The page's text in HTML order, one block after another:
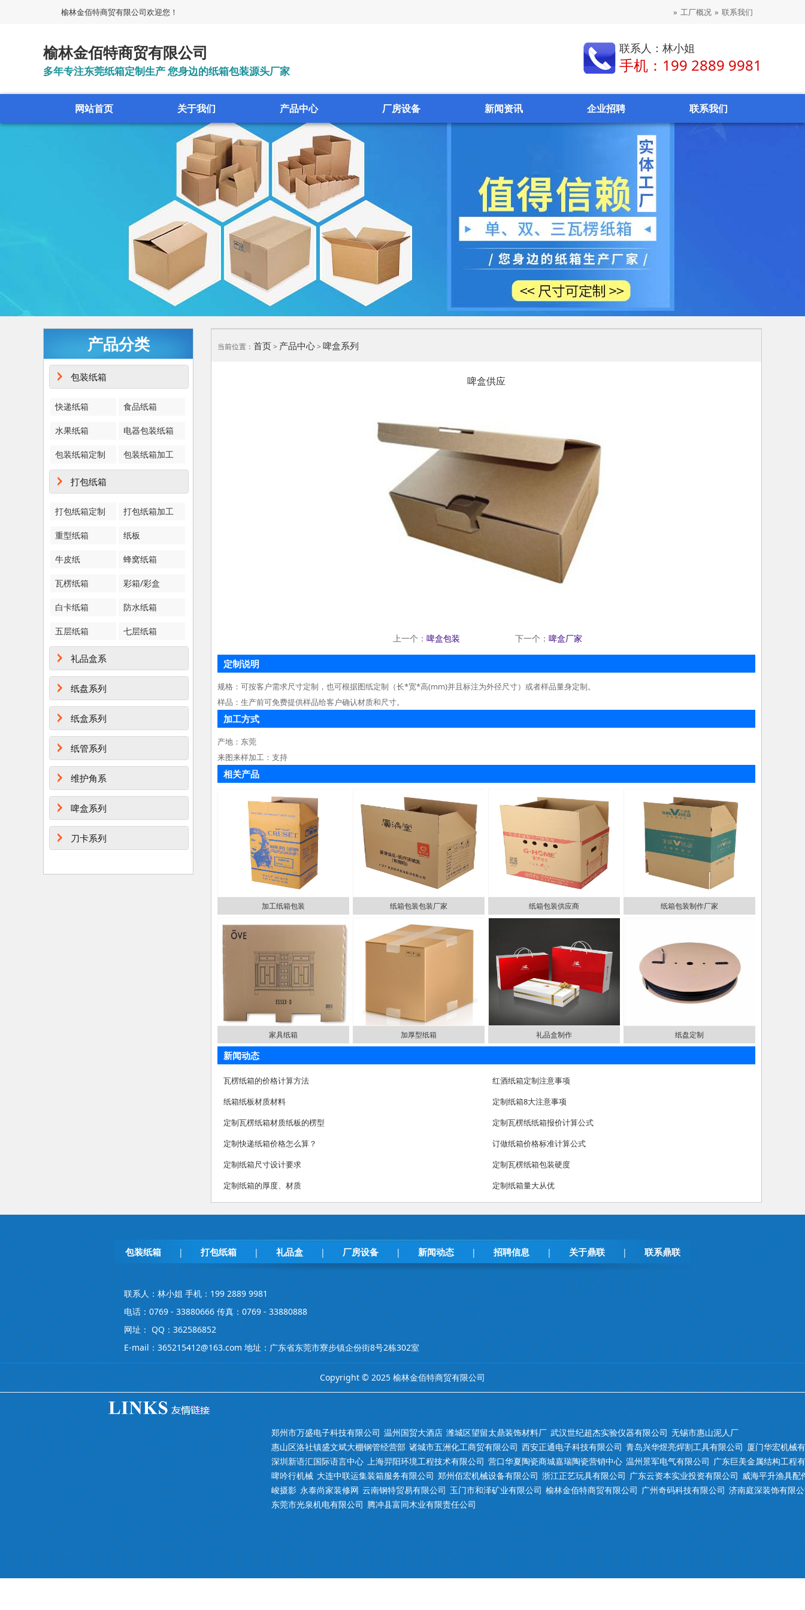
榆林金佰特商贸有限公司欢迎您！ » 工厂概况 » 联系我们
榆林金佰特商贸有限公司
多年专注东莞纸箱定制生产 您身边的纸箱包装源头厂家
联系人：林小姐
手机：199 2889 9981
网站首页 关于我们 产品中心 厂房设备 新闻资讯 企业招聘 联系我们
产品分类
包装纸箱
快递纸箱 食品纸箱
水果纸箱 电器包装纸箱
包装纸箱定制 包装纸箱加工
打包纸箱
打包纸箱定制 打包纸箱加工
重型纸箱 纸板
牛皮纸 蜂窝纸箱
瓦楞纸箱 彩箱/彩盒
白卡纸箱 防水纸箱
五层纸箱 七层纸箱
礼品盒系
纸盘系列
纸盒系列
纸管系列
维护角系
啤盒系列
刀卡系列
当前位置： 首页> 产品中心> 啤盒系列
啤盒供应
上一个：啤盒包装 下一个： 啤盒厂家
定制说明
规格：可按客户需求尺寸定制，也可根据图纸定制（长*宽*高(mm)并且标注为外径尺寸）或者样品量身定制。
样品：生产前可免费提供样品给客户确认材质和尺寸。
加工方式
产地：东莞
来图来样加工：支持
相关产品
加工纸箱包装 纸箱包装包装厂家 纸箱包装供应商 纸箱包装制作厂家
家具纸箱 加厚型纸箱 礼品盒制作 纸盘定制
新闻动态
瓦楞纸箱的价格计算方法
红酒纸箱定制注意事项
纸箱纸板材质材料
定制纸箱8大注意事项
定制瓦楞纸箱材质纸板的楞型
定制瓦楞纸纸箱报价计算公式
定制快递纸箱价格怎么算？
订做纸箱价格标准计算公式
定制纸箱尺寸设计要求
定制瓦楞纸箱包装硬度
定制纸箱的厚度、材质
定制纸箱量大从优
包装纸箱 | 打包纸箱 | 礼品盒 | 厂房设备 | 新闻动态 | 招聘信息 | 关于鼎联 | 联系鼎联
联系人：林小姐 手机：199 2889 9981
电话：0769 - 33880666 传真：0769 - 33880888
网址： QQ：362586852
E-mail：365215412@163.com 地址：广东省东莞市寮步镇企份街8号2栋302室
Copyright © 2025 榆林金佰特商贸有限公司
郑州市万盛电子科技有限公司 温州国贸大酒店 潍城区望留太鼎装饰材料厂 武汉世纪超杰实验仪器有限公司 无锡市惠山泥人厂
惠山区洛社镇盛文斌大棚钢管经营部 诸城市五洲化工商贸有限公司 西安正通电子科技有限公司 青岛兴华煜亮焊割工具有限公司 厦门华宏机械
深圳新语汇国际语言中心 上海羿阳环境工程技术有限公司 营口华夏陶瓷商城嘉瑞陶瓷营销中心 温州景军电气有限公司 广东巨美金属结构工程
啤吟行机械 大连中联运集装箱服务有限公司 郑州佰宏机械设备有限公司 浙江正艺玩具有限公司 广东云资本实业投资有限公司 威海平升渔具配
峻摄影 永泰尚家装修网 云南钢特贸易有限公司 玉门市和泽矿业有限公司 榆林金佰特商贸有限公司 广州奇码科技有限公司 济南庭深装饰有限
东莞市光泉机电有限公司 腾冲县富同木业有限责任公司